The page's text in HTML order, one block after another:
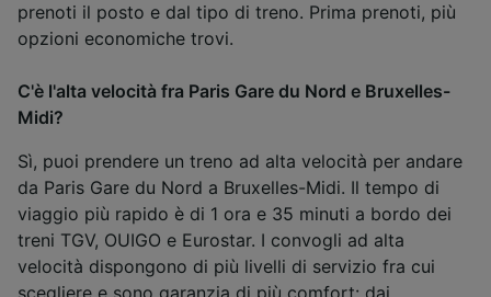
prenoti il posto e dal tipo di treno. Prima prenoti, più
opzioni economiche trovi.
C'è l'alta velocità fra Paris Gare du Nord e Bruxelles-
Midi?
Sì, puoi prendere un treno ad alta velocità per andare
da Paris Gare du Nord a Bruxelles-Midi. Il tempo di
viaggio più rapido è di 1 ora e 35 minuti a bordo dei
treni TGV, OUIGO e Eurostar. I convogli ad alta
velocità dispongono di più livelli di servizio fra cui